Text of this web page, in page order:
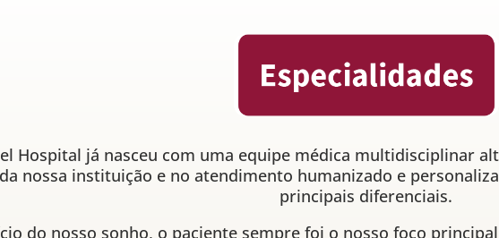
Hospital já nasceu com uma equipe médica multidisciplinar
nossa instituição e no atendimento humanizado e
principais diferenciais.
do nosso sonho, o paciente sempre foi o nosso foco